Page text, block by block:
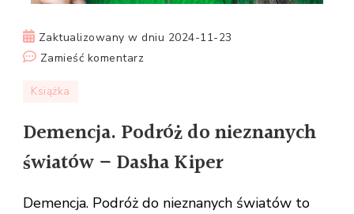
Zaktualizowany w dniu 2024-11-23
Zamieść komentarzwe
do
nieznanych
–
Książka
Demencja. Podróż do nieznanych
światów – Dasha Kiper
Demencja. Podróż do nieznanych światów to